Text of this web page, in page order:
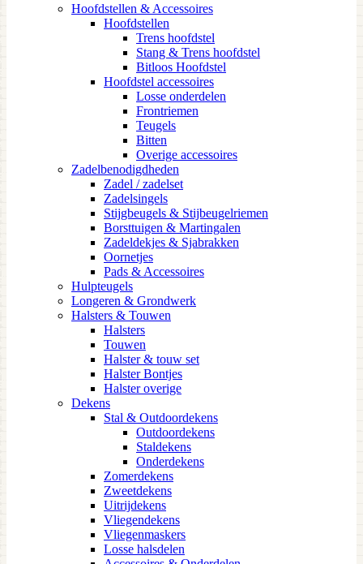
Hoofdstellen & Accessoires
Hoofdstellen
Trens hoofdstel
Stang & Trens hoofdstel
Bitloos Hoofdstel
Hoofdstel accessoires
Losse onderdelen
Frontriemen
Teugels
Bitten
Overige accessoires
Zadelbenodigdheden
Zadel / zadelset
Zadelsingels
Stijgbeugels & Stijbeugelriemen
Borsttuigen & Martingalen
Zadeldekjes & Sjabrakken
Oornetjes
Pads & Accessoires
Hulpteugels
Longeren & Grondwerk
Halsters & Touwen
Halsters
Touwen
Halster & touw set
Halster Bontjes
Halster overige
Dekens
Stal & Outdoordekens
Outdoordekens
Staldekens
Onderdekens
Zomerdekens
Zweetdekens
Uitrijdekens
Vliegendekens
Vliegenmaskers
Losse halsdelen